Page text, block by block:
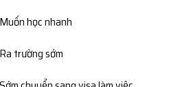
Muốn học nhanh
Ra trường sớm